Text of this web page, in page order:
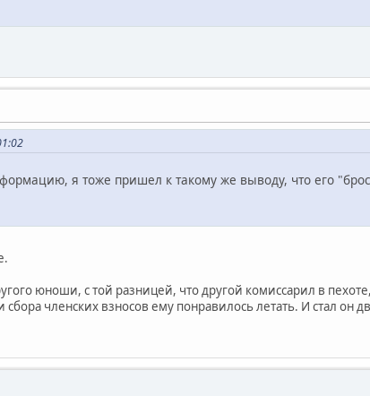
я тоже пришел к такому же выводу, что его
юноши, с той разницей, что другой комиссарил в
членских взносов ему понравилось летать. И стал он